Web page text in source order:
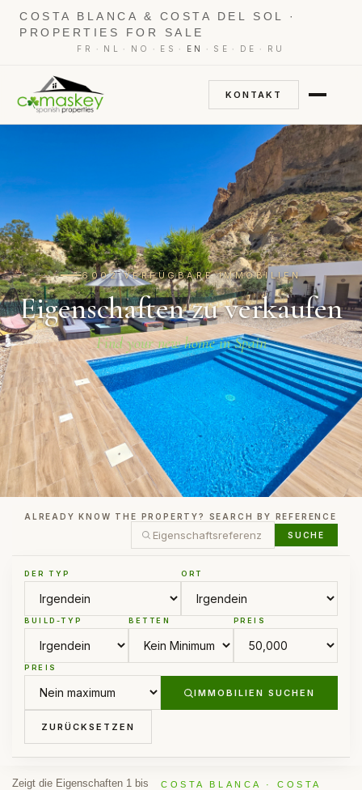
COSTA BLANCA & COSTA DEL SOL ·
PROPERTIES FOR SALE
FR · NL · NO · ES · EN · SE · DE · RU
KONTAKT
6002 VERFÜGBARE IMMOBILIEN
Eigenschaften zu verkaufen
Find your new home in Spain
ALREADY KNOW THE PROPERTY? SEARCH BY REFERENCE
SUCHE
DER TYP ORT
BUILD-TYP BETTEN PREIS
PREIS
IMMOBILIEN SUCHEN
ZURÜCKSETZEN
Zeigt die Eigenschaften 1 bis
COSTA BLANCA · COSTA